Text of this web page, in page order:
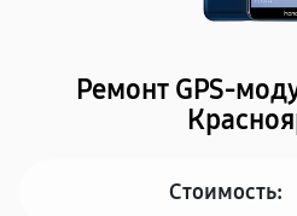
Ремонт GPS-
Стоимость: